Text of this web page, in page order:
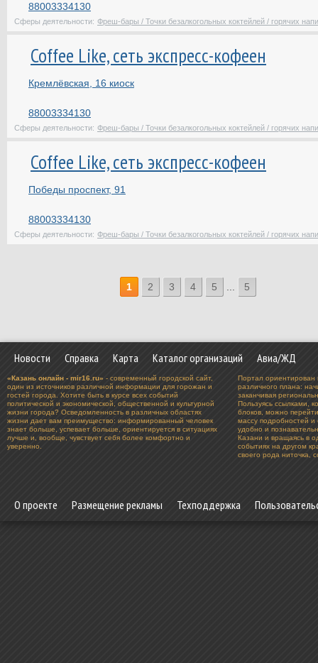
88003334130
Сферы деятельности: Фреш-бары / Точки безалкогольных коктейлей / горячих
Coffee Like, сеть экспресс-кофеен
Кремлёвская, 16 киоск
88003334130
Сферы деятельности: Фреш-бары / Точки безалкогольных коктейлей / горячих
Coffee Like, сеть экспресс-кофеен
Победы проспект, 91
88003334130
Сферы деятельности: Фреш-бары / Точки безалкогольных коктейлей / горячих
1 2 3 4 5 ... 5
Новости Справка Карта Каталог организаций Авиа/ЖД
«Казань онлайн - mir16.ru» - современный городской сайт,
один из источников различной информации для горожан и
гостей города. Хотите быть в курсе всех событий
политической и экономической, общественной и культурной
жизни города? Осведомленность в различных областях
жизни дает вам преимущество: информированный человек
знает больше, успевает больше, ориентируется в ситуациях
лучше и, вообще, чувствует себя более комфортно и
уверенно.
Портал
различного плана:
заканчивая
Пользуясь ссылками,
блоков, можно
массу подробностей и
удобно и
Казани и вращаясь в
событиях на другом
своего рода ниточка,
О проекте Размещение рекламы Техподдержка